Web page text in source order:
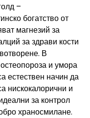
–
богатство от
магнезий за
за здрави кости
В
и умора
естествен начин да
нискокалорични и
за контрол
храносмилане.